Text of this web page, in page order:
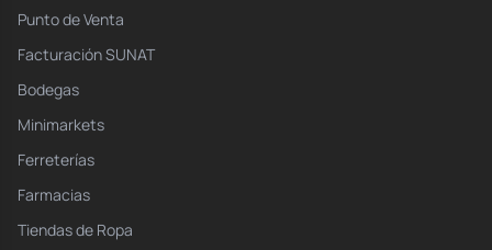
Punto de Venta
Facturación SUNAT
Bodegas
Minimarkets
Ferreterías
Farmacias
Tiendas de Ropa